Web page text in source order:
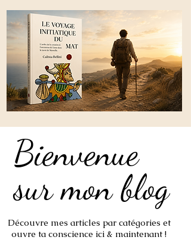
Bienvenue
sur mon blog
Bienvenue
sur mon blog
Découvre mes articles par catégories et
ouvre ta conscience ici & maintenant !